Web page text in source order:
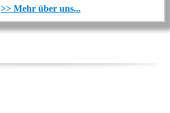
>> Mehr über uns...